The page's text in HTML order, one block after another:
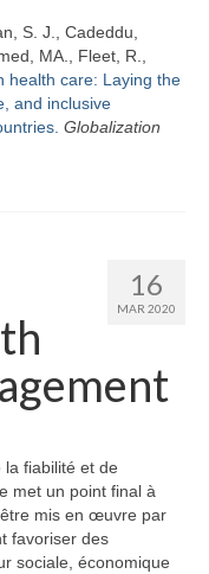
S. J., Cadeddu,
MA., Fleet, R.,
health care: Laying the
and inclusive
Globalization
16
MAR 2020
fiabilité et de
met un point final à
mis en œuvre par
favoriser des
sociale, économique